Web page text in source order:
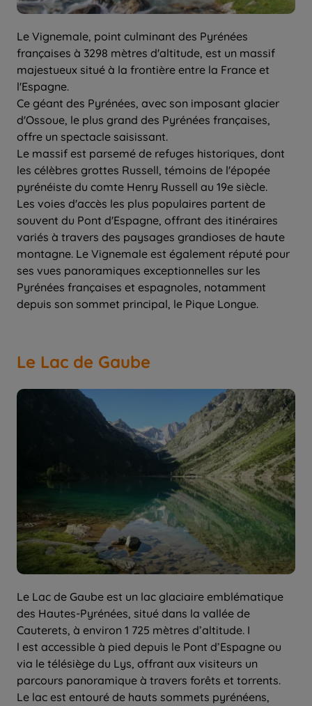
Le Vignemale, point culminant des Pyrénées
françaises à 3298 mètres d'altitude, est un massif
majestueux situé à la frontière entre la France et
l'Espagne.
Ce géant des Pyrénées, avec son imposant glacier
d'Ossoue, le plus grand des Pyrénées françaises,
offre un spectacle saisissant.
Le massif est parsemé de refuges historiques, dont
les célèbres grottes Russell, témoins de l'épopée
pyrénéiste du comte Henry Russell au 19e siècle.
Les voies d'accès les plus populaires partent de
souvent du Pont d'Espagne, offrant des itinéraires
variés à travers des paysages grandioses de haute
montagne. Le Vignemale est également réputé pour
ses vues panoramiques exceptionnelles sur les
Pyrénées françaises et espagnoles, notamment
depuis son sommet principal, le Pique Longue.
Le Lac de Gaube
Le Lac de Gaube est un lac glaciaire emblématique
des Hautes-Pyrénées, situé dans la vallée de
Cauterets, à environ 1 725 mètres d’altitude. I
l est accessible à pied depuis le Pont d’Espagne ou
via le télésiège du Lys, offrant aux visiteurs un
parcours panoramique à travers forêts et torrents.
Le lac est entouré de hauts sommets pyrénéens,